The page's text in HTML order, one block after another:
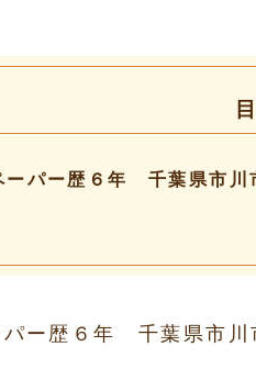
パー歴６年 千葉県市川
ー歴６年 千葉県市